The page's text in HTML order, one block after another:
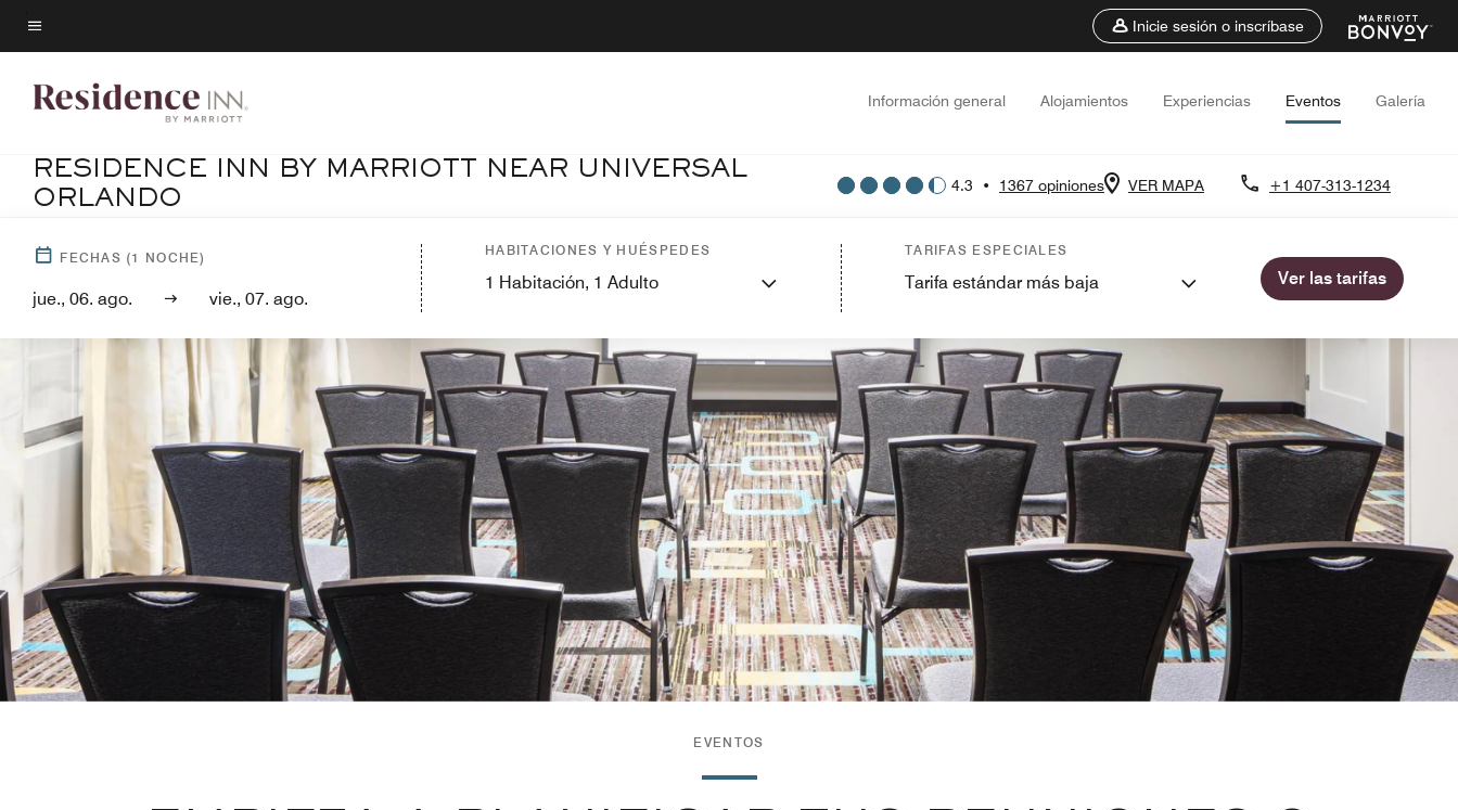
Skip
to
content
Texto del menú
Inicie sesión o inscríbase
Información general Alojamientos Experiencias Eventos Galería
RESIDENCE INN BY MARRIOTT NEAR UNIVERSAL
ORLANDO
4.3 • 1367 opiniones VER MAPA +1 407-313-1234
FECHAS (1 NOCHE)
jue., 06. ago. vie., 07. ago.
HABITACIONES Y HUÉSPEDES
1 Habitación, 1 Adulto
TARIFAS ESPECIALES
Tarifa estándar más baja Ver las tarifas
EVENTOS